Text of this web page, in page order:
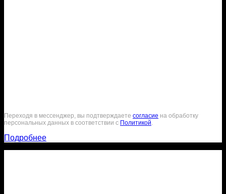
Переходя в мессенджер, вы подтверждаете согласие на обработку
персональных данных в соответствии с Политикой
Подробнее